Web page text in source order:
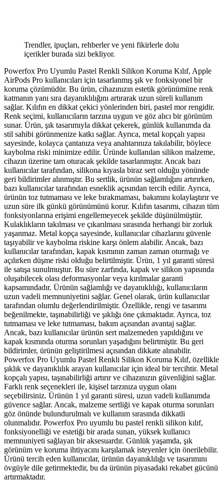
Trendler, ipuçları, rehberler ve yeni fikirlerle dolu
içerikler burada sizi bekliyor.
Powerfox Pro Uyumlu Pastel Renkli Silikon Koruma Kılıf, Apple
AirPods Pro kullanıcıları için tasarlanmış şık ve fonksiyonel bir
koruma çözümüdür. Bu ürün, cihazınızın estetik görünümüne renk
katmanın yanı sıra dayanıklılığını artırarak uzun süreli kullanım
sağlar. Kılıfın en dikkat çekici yönlerinden biri, pastel mor rengidir.
Renk seçimi, kullanıcıların tarzına uygun ve göz alıcı bir görünüm
sunar. Ürün, şık tasarımıyla dikkat çekerek, günlük kullanımda da
stil sahibi görünmenize katkı sağlar. Ayrıca, metal kopçalı yapısı
sayesinde, kolayca çantanıza veya anahtarınıza takılabilir, böylece
kaybolma riski minimize edilir. Üründe kullanılan silikon malzeme,
cihazın üzerine tam oturacak şekilde tasarlanmıştır. Ancak bazı
kullanıcılar tarafından, silikona kıyasla biraz sert olduğu yönünde
geri bildirimler alınmıştır. Bu sertlik, ürünün sağlamlığını artırırken,
bazı kullanıcılar tarafından esneklik açısından tercih edilir. Ayrıca,
ürünün toz tutmaması ve leke bırakmaması, bakımını kolaylaştırır ve
uzun süre ilk günkü görünümünü korur. Kılıfın tasarımı, cihazın tüm
fonksiyonlarına erişimi engellemeyecek şekilde düşünülmüştür.
Kulaklıkların takılması ve çıkarılması sırasında herhangi bir zorluk
yaşanmaz. Metal kopça sayesinde, kullanıcılar cihazlarını güvenle
taşıyabilir ve kaybolma riskine karşı önlem alabilir. Ancak, bazı
kullanıcılar tarafından, kapak kısmının zaman zaman oturmağı ve
açılırken düşme riski olduğu belirtilmiştir. Ürün, 1 yıl garanti süresi
ile satışa sunulmuştur. Bu süre zarfında, kapak ve silikon yapısında
oluşabilecek olası deformasyonlar veya kırılmalar garanti
kapsamındadır. Ürünün sağlamlığı ve dayanıklılığı, kullanıcıların
uzun vadeli memnuniyetini sağlar. Genel olarak, ürün kullanıcılar
tarafından olumlu değerlendirilmiştir. Özellikle, rengi ve tasarımı
beğenilmekte, taşınabilirliği ve şıklığı öne çıkmaktadır. Ayrıca, toz
tutmaması ve leke tutmaması, bakım açısından avantaj sağlar.
Ancak, bazı kullanıcılar ürünün sert malzemeden yapıldığını ve
kapak kısmında oturma sorunları yaşadığını belirtmiştir. Bu geri
bildirimler, ürünün geliştirilmesi açısından dikkate alınabilir.
Powerfox Pro Uyumlu Pastel Renkli Silikon Koruma Kılıf, özellikle
şıklık ve dayanıklılık arayan kullanıcılar için ideal bir tercihtir. Metal
kopçalı yapısı, taşınabilirliği artırır ve cihazınızın güvenliğini sağlar.
Farklı renk seçenekleri ile, kişisel tarzınıza uygun olanı
seçebilirsiniz. Ürünün 1 yıl garanti süresi, uzun vadeli kullanımda
güvence sağlar. Ancak, malzeme sertliği ve kapak oturma sorunları
göz önünde bulundurulmalı ve kullanım sırasında dikkatli
olunmalıdır. Powerfox Pro uyumlu bu pastel renkli silikon kılıf,
fonksiyonelliği ve estetiği bir arada sunan, yüksek kullanıcı
memnuniyeti sağlayan bir aksesuardır. Günlük yaşamda, şık
görünüm ve koruma ihtiyacını karşılamak isteyenler için önerilebilir.
Ürünü tercih eden kullanıcılar, ürünün dayanıklılığı ve tasarımını
övgüyle dile getirmektedir, bu da ürünün piyasadaki rekabet gücünü
artırmaktadır.